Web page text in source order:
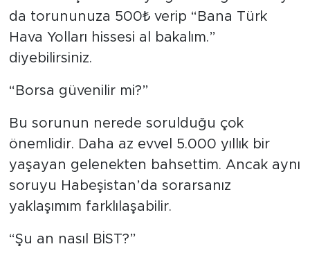
da torununuza 500₺ verip “Bana Türk
Hava Yolları hissesi al bakalım.”
diyebilirsiniz.
“Borsa güvenilir mi?”
Bu sorunun nerede sorulduğu çok
önemlidir. Daha az evvel 5.000 yıllık bir
yaşayan gelenekten bahsettim. Ancak aynı
soruyu Habeşistan’da sorarsanız
yaklaşımım farklılaşabilir.
“Şu an nasıl BİST?”